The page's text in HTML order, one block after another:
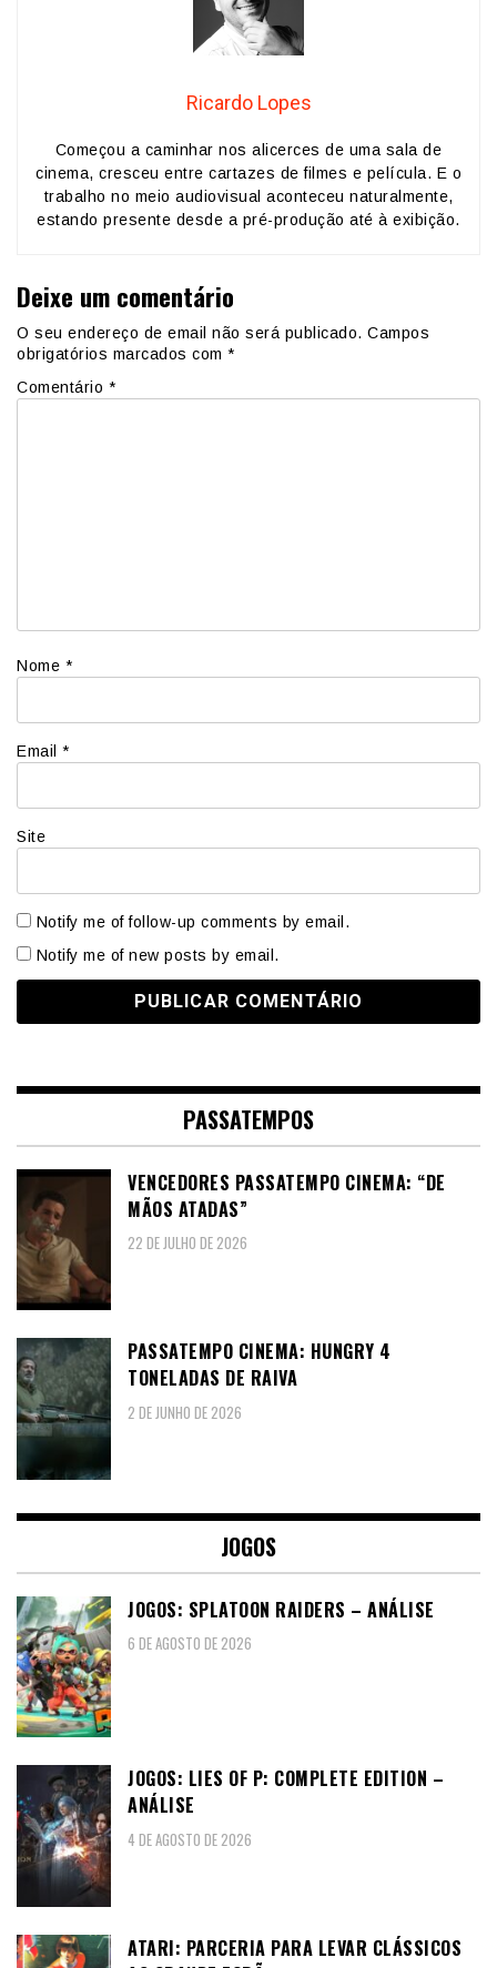
Ricardo Lopes
Começou a caminhar nos alicerces de uma sala de
cinema, cresceu entre cartazes de filmes e película. E o
trabalho no meio audiovisual aconteceu naturalmente,
estando presente desde a pré-produção até à exibição.
Deixe um comentário
O seu endereço de email não será publicado. Campos
obrigatórios marcados com *
Comentário *
Nome *
Email *
Site
Notify me of follow-up comments by email.
Notify me of new posts by email.
PASSATEMPOS
VENCEDORES PASSATEMPO CINEMA: “DE
MÃOS ATADAS”
22 DE JULHO DE 2026
PASSATEMPO CINEMA: HUNGRY 4
TONELADAS DE RAIVA
2 DE JUNHO DE 2026
JOGOS
JOGOS: SPLATOON RAIDERS – ANÁLISE
6 DE AGOSTO DE 2026
JOGOS: LIES OF P: COMPLETE EDITION –
ANÁLISE
4 DE AGOSTO DE 2026
ATARI: PARCERIA PARA LEVAR CLÁSSICOS